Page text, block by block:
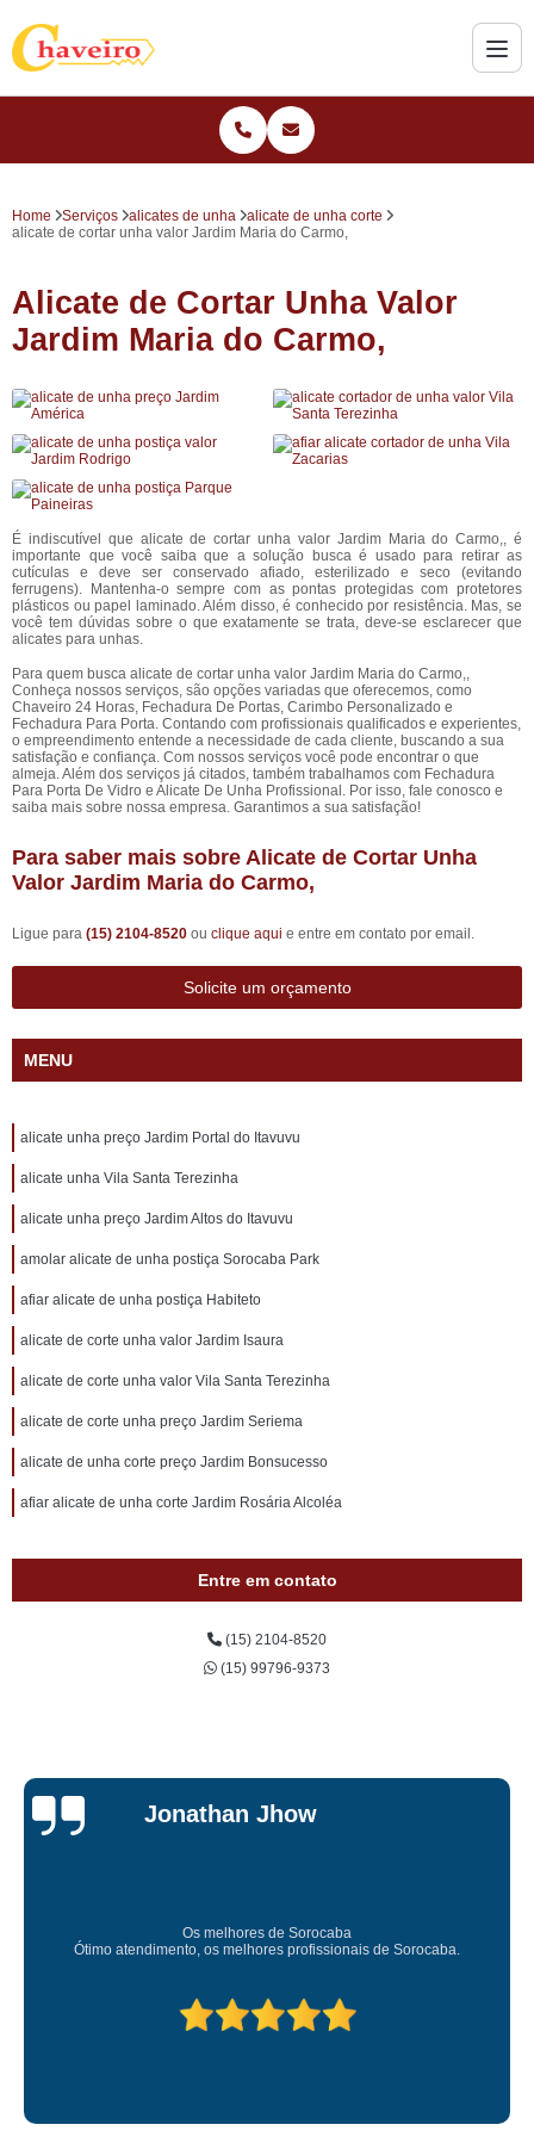
Home Serviços alicates de unha
alicate de unha corte
alicate de cortar unha valor Jardim Maria do Carmo,
Alicate de Cortar Unha Valor
Jardim Maria do Carmo,
É indiscutível que alicate de cortar unha valor Jardim Maria do Carmo,, é
importante que você saiba que a solução busca é usado para retirar as
cutículas e deve ser conservado afiado, esterilizado e seco (evitando
ferrugens). Mantenha-o sempre com as pontas protegidas com protetores
plásticos ou papel laminado. Além disso, é conhecido por resistência. Mas, se
você tem dúvidas sobre o que exatamente se trata, deve-se esclarecer que
alicates para unhas.
Para quem busca alicate de cortar unha valor Jardim Maria do Carmo,,
Conheça nossos serviços, são opções variadas que oferecemos, como
Chaveiro 24 Horas, Fechadura De Portas, Carimbo Personalizado e
Fechadura Para Porta. Contando com profissionais qualificados e experientes,
o empreendimento entende a necessidade de cada cliente, buscando a sua
satisfação e confiança. Com nossos serviços você pode encontrar o que
almeja. Além dos serviços já citados, também trabalhamos com Fechadura
Para Porta De Vidro e Alicate De Unha Profissional. Por isso, fale conosco e
saiba mais sobre nossa empresa. Garantimos a sua satisfação!
Para saber mais sobre Alicate de Cortar Unha
Valor Jardim Maria do Carmo,
Ligue para (15) 2104-8520 ou clique aqui e entre em contato por email.
Solicite um orçamento
MENU
alicate unha preço Jardim Portal do Itavuvu
alicate unha Vila Santa Terezinha
alicate unha preço Jardim Altos do Itavuvu
amolar alicate de unha postiça Sorocaba Park
afiar alicate de unha postiça Habiteto
alicate de corte unha valor Jardim Isaura
alicate de corte unha valor Vila Santa Terezinha
alicate de corte unha preço Jardim Seriema
alicate de unha corte preço Jardim Bonsucesso
afiar alicate de unha corte Jardim Rosária Alcoléa
Entre em contato
(15) 2104-8520
(15) 99796-9373
Jessica
Carvalho
Super recomendo!
Amei o atendimento. Preco super bom. Superou minhas expectativas.
Deixou o meu bem super arrumadinhooo recomendo!